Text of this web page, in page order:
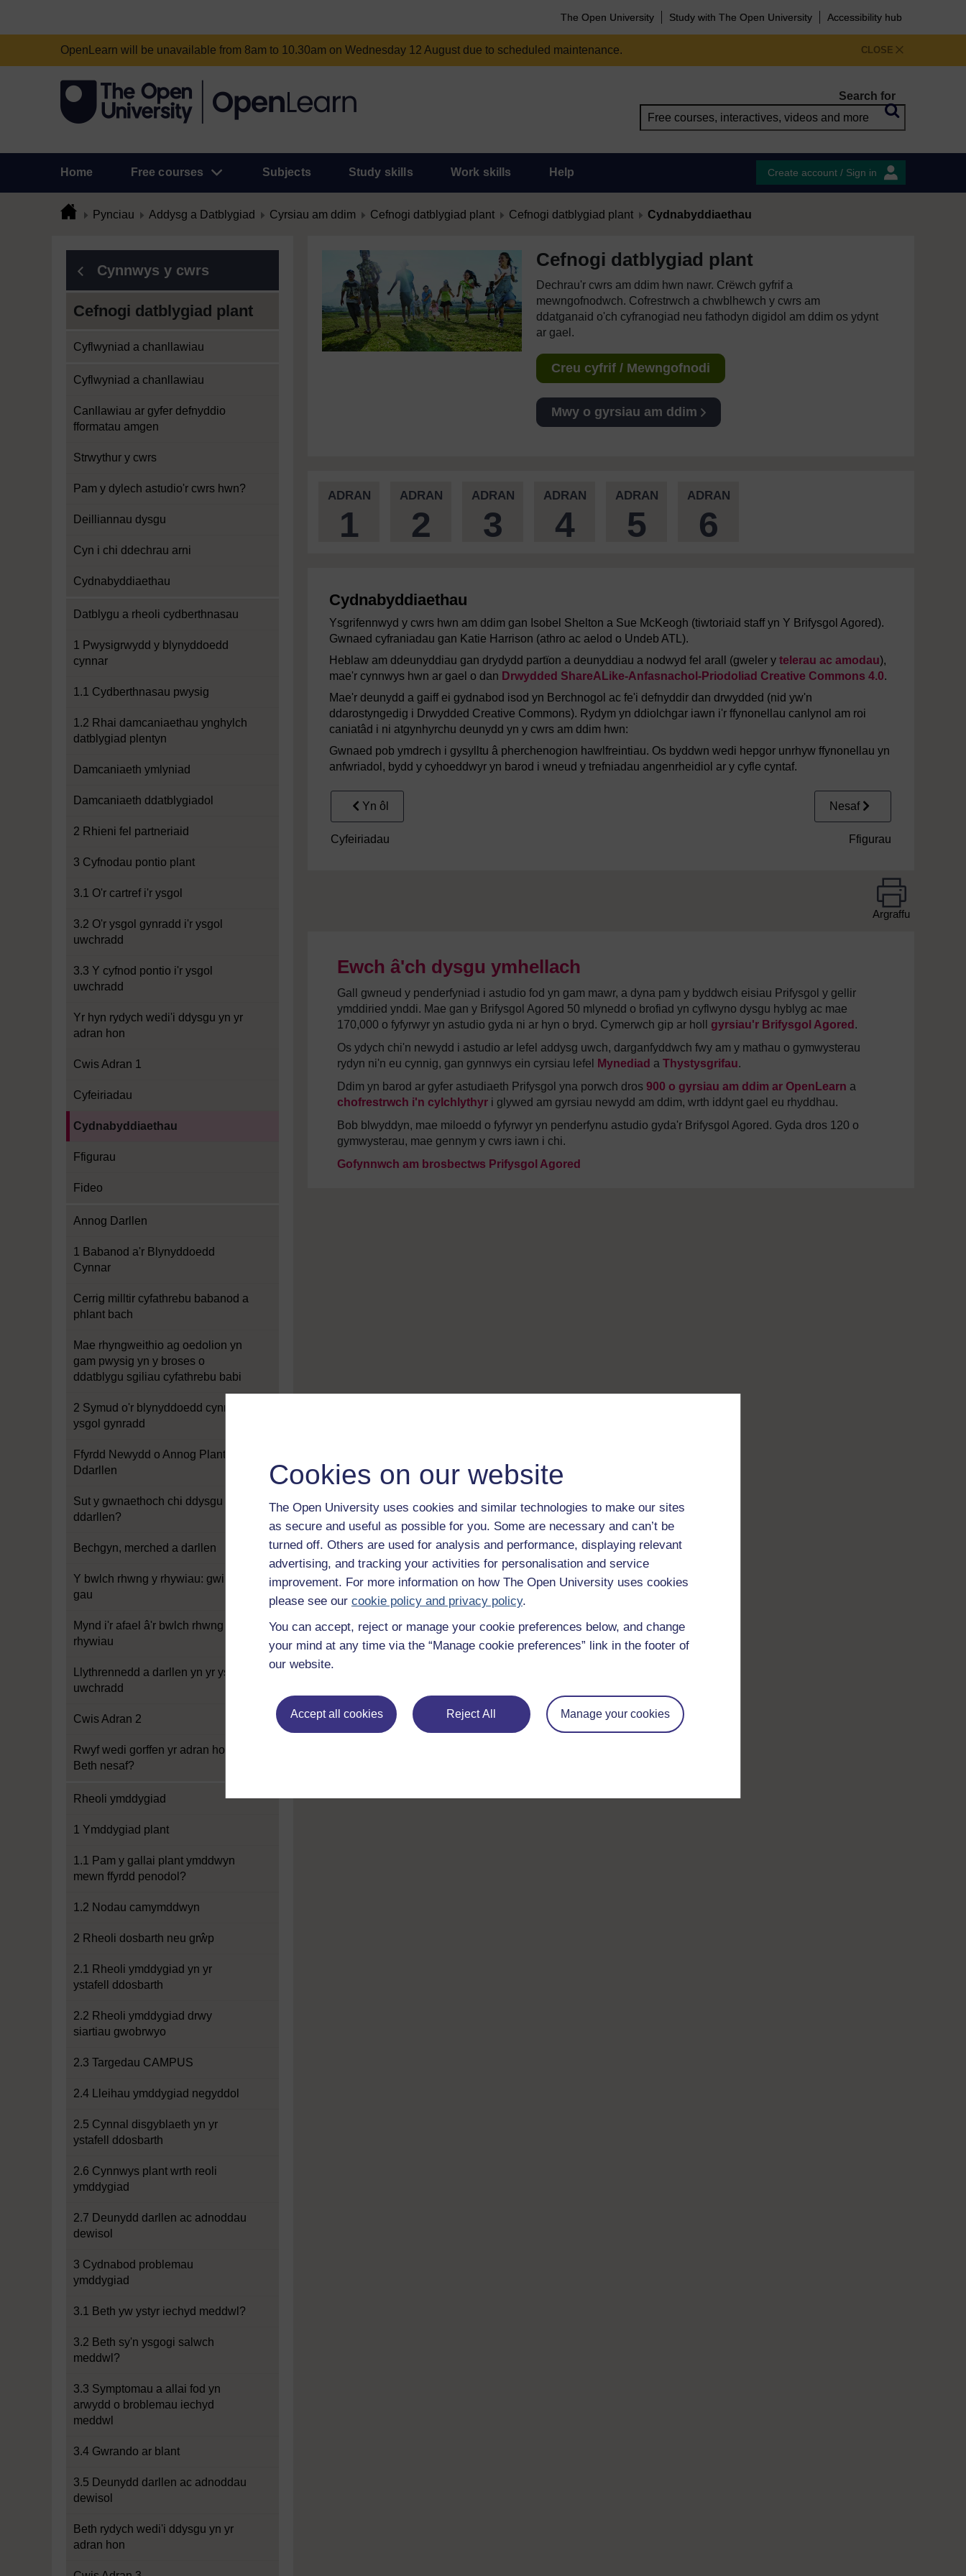
Cookies on our website
The Open University uses cookies and similar technologies to make our sites
as secure and useful as possible for you. Some are necessary and can’t be
turned off. Others are used for analysis and performance, displaying relevant
advertising, and tracking your activities for personalisation and service
improvement. For more information on how The Open University uses cookies
please see our cookie policy and privacy policy.
You can accept, reject or manage your cookie preferences below, and change
your mind at any time via the “Manage cookie preferences” link in the footer of
our website.
Accept all cookies Reject All Manage your cookies
The Open University Study with The Open University Accessibility hub
CLOSE
OpenLearn will be unavailable from 8am to 10.30am on Wednesday 12 August due to scheduled maintenance.
Search for
Home Free courses Subjects Study skills Work skills Help Create account / Sign in
Pynciau Addysg a Datblygiad Cyrsiau am ddim Cefnogi datblygiad plant Cefnogi datblygiad plant Cydnabyddiaethau
Cynnwys y cwrs
Cefnogi datblygiad plant
Cyflwyniad a chanllawiau
Cyflwyniad a chanllawiau
Canllawiau ar gyfer defnyddio
fformatau amgen
Strwythur y cwrs
Pam y dylech astudio'r cwrs hwn?
Deilliannau dysgu
Cyn i chi ddechrau arni
Cydnabyddiaethau
Datblygu a rheoli cydberthnasau
1 Pwysigrwydd y blynyddoedd
cynnar
1.1 Cydberthnasau pwysig
1.2 Rhai damcaniaethau ynghylch
datblygiad plentyn
Damcaniaeth ymlyniad
Damcaniaeth ddatblygiadol
2 Rhieni fel partneriaid
3 Cyfnodau pontio plant
3.1 O'r cartref i'r ysgol
3.2 O'r ysgol gynradd i'r ysgol
uwchradd
3.3 Y cyfnod pontio i'r ysgol
uwchradd
Yr hyn rydych wedi'i ddysgu yn yr
adran hon
Cwis Adran 1
Cyfeiriadau
Cydnabyddiaethau
Ffigurau
Fideo
Annog Darllen
1 Babanod a'r Blynyddoedd
Cynnar
Cerrig milltir cyfathrebu babanod a
phlant bach
Mae rhyngweithio ag oedolion yn
gam pwysig yn y broses o
ddatblygu sgiliau cyfathrebu babi
2 Symud o'r blynyddoedd cynnar i
ysgol gynradd
Ffyrdd Newydd o Annog Plant i
Ddarllen
Sut y gwnaethoch chi ddysgu sut i
ddarllen?
Bechgyn, merched a darllen
Y bwlch rhwng y rhywiau: gwir neu
gau
Mynd i'r afael â'r bwlch rhwng y
rhywiau
Llythrennedd a darllen yn yr ysgol
uwchradd
Cwis Adran 2
Rwyf wedi gorffen yr adran hon.
Beth nesaf?
Rheoli ymddygiad
1 Ymddygiad plant
1.1 Pam y gallai plant ymddwyn
mewn ffyrdd penodol?
1.2 Nodau camymddwyn
2 Rheoli dosbarth neu grŵp
2.1 Rheoli ymddygiad yn yr
ystafell ddosbarth
2.2 Rheoli ymddygiad drwy
siartiau gwobrwyo
2.3 Targedau CAMPUS
2.4 Lleihau ymddygiad negyddol
2.5 Cynnal disgyblaeth yn yr
ystafell ddosbarth
2.6 Cynnwys plant wrth reoli
ymddygiad
2.7 Deunydd darllen ac adnoddau
dewisol
3 Cydnabod problemau
ymddygiad
3.1 Beth yw ystyr iechyd meddwl?
3.2 Beth sy'n ysgogi salwch
meddwl?
3.3 Symptomau a allai fod yn
arwydd o broblemau iechyd
meddwl
3.4 Gwrando ar blant
3.5 Deunydd darllen ac adnoddau
dewisol
Beth rydych wedi'i ddysgu yn yr
adran hon
Cefnogi datblygiad plant
Dechrau'r cwrs am ddim hwn nawr. Crëwch gyfrif a
mewngofnodwch. Cofrestrwch a chwblhewch y cwrs am
ddatganaid o'ch cyfranogiad neu fathodyn digidol am ddim os ydynt
ar gael.
Creu cyfrif / Mewngofnodi
Mwy o gyrsiau am ddim
ADRAN
1
ADRAN
2
ADRAN
3
ADRAN
4
ADRAN
5
ADRAN
6
Cydnabyddiaethau
Ysgrifennwyd y cwrs hwn am ddim gan Isobel Shelton a Sue McKeogh (tiwtoriaid staff yn Y Brifysgol Agored).
Gwnaed cyfraniadau gan Katie Harrison (athro ac aelod o Undeb ATL).
Heblaw am ddeunyddiau gan drydydd partïon a deunyddiau a nodwyd fel arall (gweler y telerau ac amodau),
mae'r cynnwys hwn ar gael o dan Drwydded ShareALike-Anfasnachol-Priodoliad Creative Commons 4.0.
Mae'r deunydd a gaiff ei gydnabod isod yn Berchnogol ac fe'i defnyddir dan drwydded (nid yw'n
ddarostyngedig i Drwydded Creative Commons). Rydym yn ddiolchgar iawn i'r ffynonellau canlynol am roi
caniatâd i ni atgynhyrchu deunydd yn y cwrs am ddim hwn:
Gwnaed pob ymdrech i gysylltu â pherchenogion hawlfreintiau. Os byddwn wedi hepgor unrhyw ffynonellau yn
anfwriadol, bydd y cyhoeddwyr yn barod i wneud y trefniadau angenrheidiol ar y cyfle cyntaf.
Yn ôl
Cyfeiriadau
Nesaf
Ffigurau
Argraffu
Ewch â'ch dysgu ymhellach
Gall gwneud y penderfyniad i astudio fod yn gam mawr, a dyna pam y byddwch eisiau Prifysgol y gellir
ymddiried ynddi. Mae gan y Brifysgol Agored 50 mlynedd o brofiad yn cyflwyno dysgu hyblyg ac mae
170,000 o fyfyrwyr yn astudio gyda ni ar hyn o bryd. Cymerwch gip ar holl gyrsiau'r Brifysgol Agored .
Os ydych chi'n newydd i astudio ar lefel addysg uwch, darganfyddwch fwy am y mathau o gymwysterau
rydyn ni'n eu cynnig, gan gynnwys ein cyrsiau lefel
Mynediad a Thystysgrifau.
Ddim yn barod ar gyfer astudiaeth Prifysgol yna porwch dros 900 o gyrsiau am ddim ar OpenLearn a
chofrestrwch i'n cylchlythyr i glywed am gyrsiau newydd am ddim, wrth iddynt gael eu rhyddhau.
Bob blwyddyn, mae miloedd o fyfyrwyr yn penderfynu astudio gyda'r Brifysgol Agored. Gyda dros 120 o
gymwysterau, mae gennym y cwrs iawn i chi.
Gofynnwch am brosbectws Prifysgol Agored